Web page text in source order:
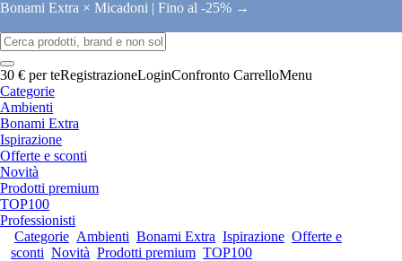
Bonami Extra × Micadoni | Fino al -25% →
30 € per teRegistrazioneLoginConfronto CarrelloMenu
Categorie
Ambienti
Bonami Extra
Ispirazione
Offerte e sconti
Novità
Prodotti premium
TOP100
Professionisti
Categorie Ambienti Bonami Extra Ispirazione Offerte e
sconti Novità Prodotti premium TOP100